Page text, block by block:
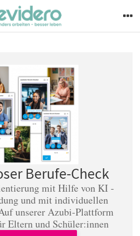
Berufe-Check
mit Hilfe von KI -
und mit individuellen
unserer Azubi-Plattform
Eltern und Schüler:innen